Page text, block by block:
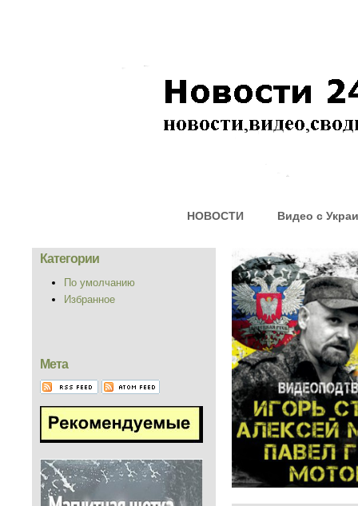
НОВОСТИ Видео с
Категории
По умолчанию
Избранное
Мета